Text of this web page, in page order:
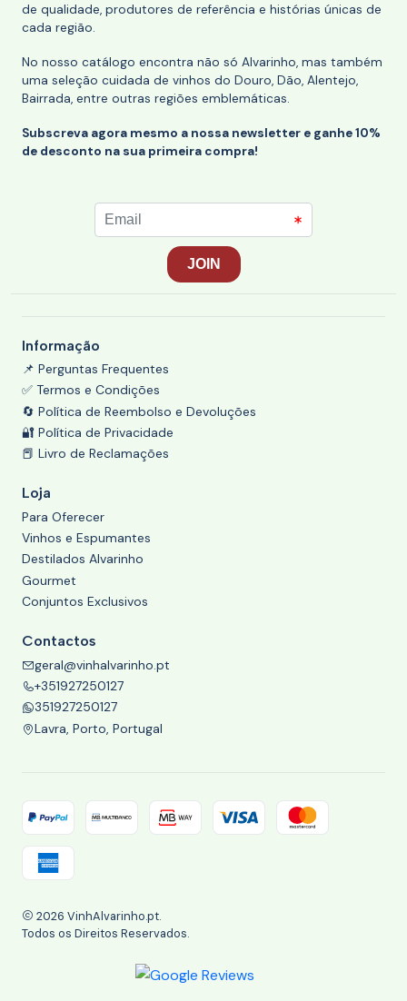
de qualidade, produtores de referência e histórias únicas de
cada região.
No nosso catálogo encontra não só Alvarinho, mas também
uma seleção cuidada de vinhos do Douro, Dão, Alentejo,
Bairrada, entre outras regiões emblemáticas.
Subscreva agora mesmo a nossa newsletter e ganhe 10%
de desconto na sua primeira compra!
Informação
📌 Perguntas Frequentes
✅ Termos e Condições
🔄 Política de Reembolso e Devoluções
🔐 Política de Privacidade
📕 Livro de Reclamações
Loja
Para Oferecer
Vinhos e Espumantes
Destilados Alvarinho
Gourmet
Conjuntos Exclusivos
Contactos
geral@vinhalvarinho.pt
+351927250127
351927250127
Lavra, Porto, Portugal
2026 VinhAlvarinho.pt.
Todos os Direitos Reservados.